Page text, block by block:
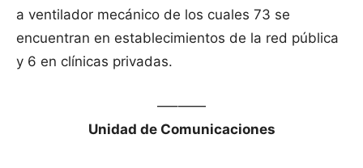
a ventilador mecánico de los cuales 73 se
encuentran en establecimientos de la red pública
y 6 en clínicas privadas.
—–——
Unidad de Comunicaciones